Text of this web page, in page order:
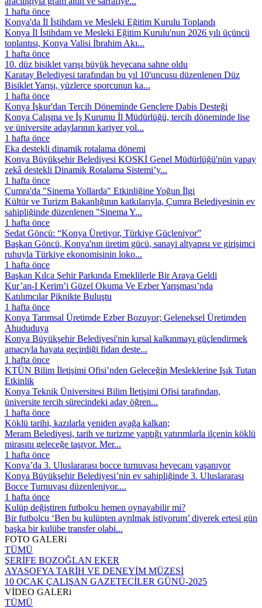
1 hafta önce
Konya'da İl İstihdam ve Mesleki Eğitim Kurulu Toplandı
Konya İl İstihdam ve Mesleki Eğitim Kurulu'nun 2026 yılı üçüncü
toplantısı, Konya Valisi İbrahim Akı...
1 hafta önce
10. düz bisiklet yarışı büyük heyecana sahne oldu
Karatay Belediyesi tarafından bu yıl 10'uncusu düzenlenen Düz
Bisiklet Yarışı, yüzlerce sporcunun ka...
1 hafta önce
Konya İşkur'dan Tercih Döneminde Gençlere Dabis Desteği
Konya Çalışma ve İş Kurumu İl Müdürlüğü, tercih döneminde lise
ve üniversite adaylarının kariyer yol...
1 hafta önce
Eka destekli dinamik rotalama dönemi
Konya Büyükşehir Belediyesi KOSKİ Genel Müdürlüğü'nün yapay
zekâ destekli Dinamik Rotalama Sistemi’y...
1 hafta önce
Çumra'da "Sinema Yollarda" Etkinliğine Yoğun İlgi
Kültür ve Turizm Bakanlığının katkılarıyla, Çumra Belediyesinin ev
sahipliğinde düzenlenen "Sinema Y...
1 hafta önce
Sedat Göncü: “Konya Üretiyor, Türkiye Güçleniyor”
Başkan Göncü, Konya'nın üretim gücü, sanayi altyapısı ve girişimci
ruhuyla Türkiye ekonomisinin loko...
1 hafta önce
Başkan Kılca Şehir Parkında Emeklilerle Bir Araya Geldi
Kur’an-I Kerim’i Güzel Okuma Ve Ezber Yarışması’nda
Katılımcılar Piknikte Buluştu
1 hafta önce
Konya Tarımsal Üretimde Ezber Bozuyor; Geleneksel Üretimden
Ahududuya
Konya Büyükşehir Belediyesi'nin kırsal kalkınmayı güçlendirmek
amacıyla hayata geçirdiği fidan deste...
1 hafta önce
KTÜN Bilim İletişimi Ofisi’nden Geleceğin Mesleklerine Işık Tutan
Etkinlik
Konya Teknik Üniversitesi Bilim İletişimi Ofisi tarafından,
üniversite tercih sürecindeki aday öğren...
1 hafta önce
Köklü tarihi, kazılarla yeniden ayağa kalkan;
Meram Belediyesi, tarih ve turizme yaptığı yatırımlarla ilçenin köklü
mirasını geleceğe taşıyor. Mer...
1 hafta önce
Konya’da 3. Uluslararası bocce turnuvası heyecanı yaşanıyor
Konya Büyükşehir Belediyesi’nin ev sahipliğinde 3. Uluslararası
Bocce Turnuvası düzenleniyor....
1 hafta önce
Kulüp değiştiren futbolcu hemen oynayabilir mi?
Bir futbolcu ‘Ben bu kulüpten ayrılmak istiyorum’ diyerek ertesi gün
başka bir kulübe transfer olabi...
FOTO GALERi
TÜMÜ
ŞERİFE BOZOĞLAN EKER
AYASOFYA TARİH VE DENEYİM MÜZESİ
10 OCAK ÇALIŞAN GAZETECİLER GÜNÜ-2025
VİDEO GALERi
TÜMÜ